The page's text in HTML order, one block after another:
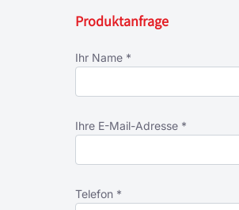
Produktanfrage
Ihr Name *
Ihre E-Mail-Adresse *
Telefon *